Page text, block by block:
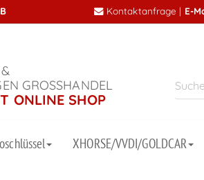
Kontaktanfrage | E-
GROSSHANDEL
ONLINE SHOP
XHORSE/VVDI/GOLDCAR